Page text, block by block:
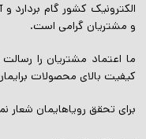
الکترونیک کشور گام بردارد
و مشتریان گرامی است.
ما اعتماد مشتریان را
کیفیت بالای محصولات
برای تحقق رویاهایمان شعار